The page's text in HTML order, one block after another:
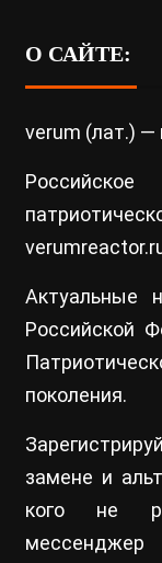
О САЙТЕ:
verum (лат.) —
Актуальные
Российской
поколения.
замене и
кого не